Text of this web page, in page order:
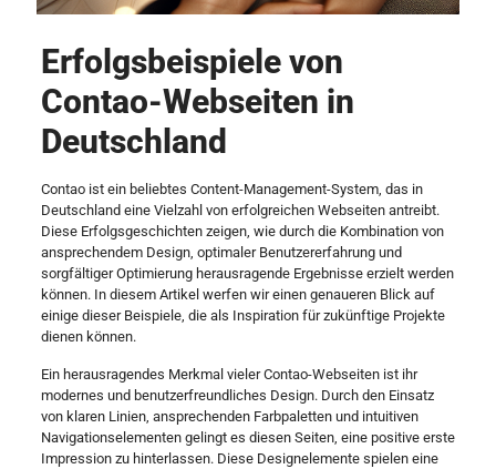
Erfolgsbeispiele von
Contao-Webseiten in
Deutschland
Contao ist ein beliebtes Content-Management-System, das in
Deutschland eine Vielzahl von erfolgreichen Webseiten antreibt.
Diese Erfolgsgeschichten zeigen, wie durch die Kombination von
ansprechendem Design, optimaler Benutzererfahrung und
sorgfältiger Optimierung herausragende Ergebnisse erzielt werden
können. In diesem Artikel werfen wir einen genaueren Blick auf
einige dieser Beispiele, die als Inspiration für zukünftige Projekte
dienen können.
Ein herausragendes Merkmal vieler Contao-Webseiten ist ihr
modernes und benutzerfreundliches Design. Durch den Einsatz
von klaren Linien, ansprechenden Farbpaletten und intuitiven
Navigationselementen gelingt es diesen Seiten, eine positive erste
Impression zu hinterlassen. Diese Designelemente spielen eine